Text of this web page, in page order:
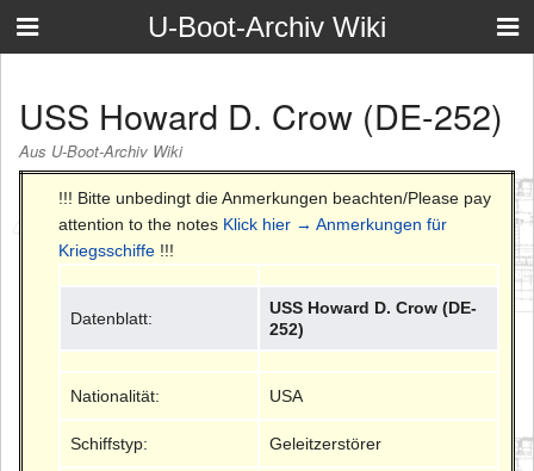
U-Boot-Archiv Wiki
USS Howard D. Crow (DE-252)
Aus U-Boot-Archiv Wiki
!!! Bitte unbedingt die Anmerkungen beachten/Please pay
attention to the notes Klick hier → Anmerkungen für
Kriegsschiffe !!!
Datenblatt:
USS Howard D. Crow (DE-
252)
Nationalität: USA
Schiffstyp: Geleitzerstörer